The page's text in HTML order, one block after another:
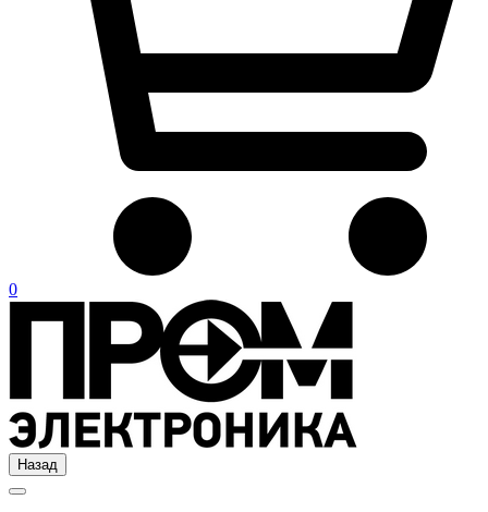
0
Назад